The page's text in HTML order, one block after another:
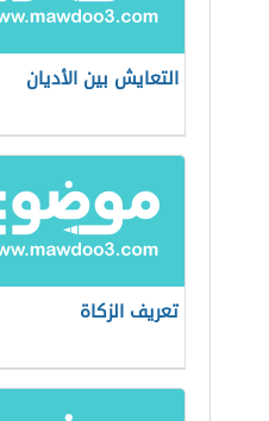
التعايش بين الأديان
تعريف الزكاة